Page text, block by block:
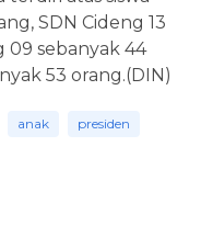
SDN Cideng 13
09 sebanyak 44
53 orang.(DIN)
anak presiden